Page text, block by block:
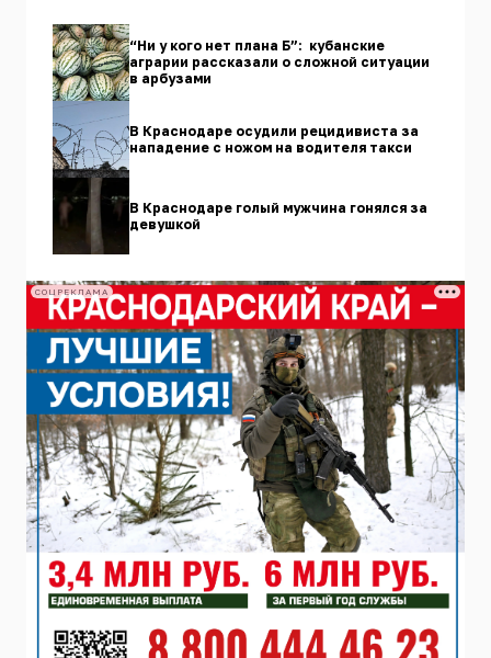
“Ни у кого нет плана Б”: кубанские
аграрии рассказали о сложной ситуации
в арбузами
В Краснодаре осудили рецидивиста за
нападение с ножом на водителя такси
В Краснодаре голый мужчина гонялся за
девушкой
СОЦРЕКЛАМА